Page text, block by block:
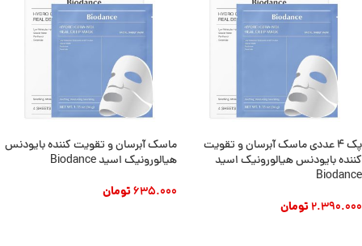
پک ۴ عددی ماسک آبرسان و تقویت
کننده بایودنس هیالورونیک اسید
Biodance
2.390.000تومان
ماسک آبرسان و تقویت کننده بایودنس
هیالورونیک اسید Biodance
635.000تومان